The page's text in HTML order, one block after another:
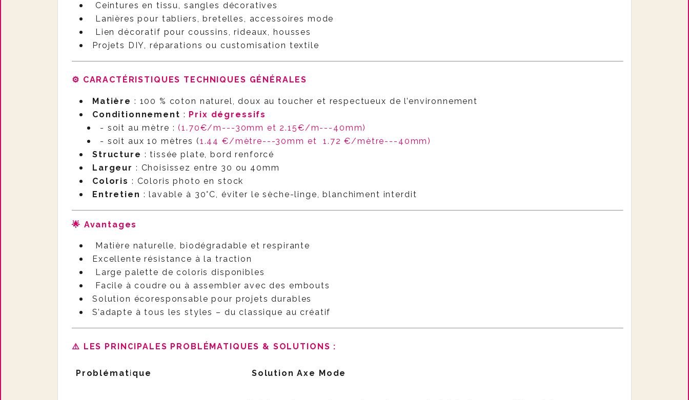
Ceintures en tissu, sangles décoratives
Lanières pour tabliers, bretelles, accessoires mode
Lien décoratif pour coussins, rideaux, housses
Projets DIY, réparations ou customisation textile
⚙️ CARACTÉRISTIQUES TECHNIQUES GÉNÉRALES
Matière : 100 % coton naturel, doux au toucher et respectueux de l’environnement
Conditionnement : Prix dégressifs
- soit au mètre :(1.70€/m---30mm et 2.15€/m---40mm)
- soit aux 10 mètres (1.44 €/mètre---30mm et 1.72 €/mètre---40mm)
Structure : tissée plate, bord renforcé
Largeur : Choisissez entre 30 ou 40mm
Coloris : Coloris photo en stock
Entretien : lavable à 30°C, éviter le sèche-linge, blanchiment interdit
🌟 Avantages
Matière naturelle, biodégradable et respirante
Excellente résistance à la traction
Large palette de coloris disponibles
Facile à coudre ou à assembler avec des embouts
Solution écoresponsable pour projets durables
S’adapte à tous les styles – du classique au créatif
⚠️ LES PRINCIPALES PROBLÉMATIQUES & SOLUTIONS :
Problématique Solution Axe Mode